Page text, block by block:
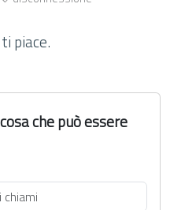
piace.
che può essere